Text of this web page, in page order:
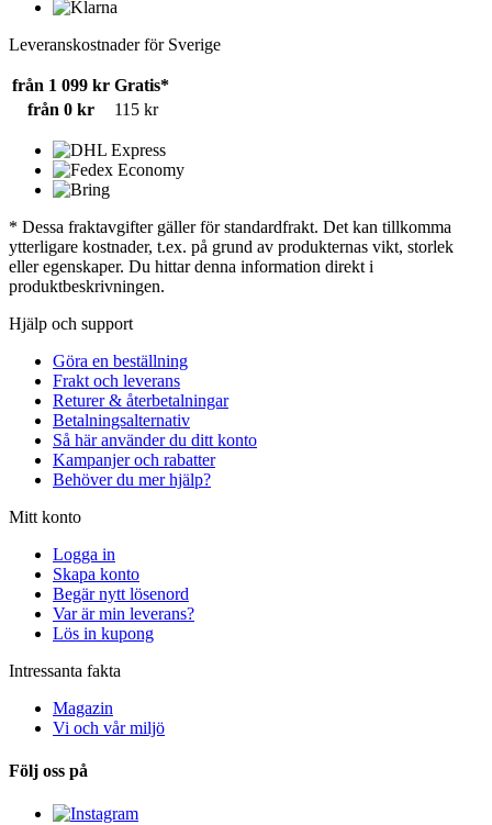
Leveranskostnader för Sverige
från 1 099 kr Gratis*
från 0 kr
115 kr
* Dessa fraktavgifter gäller för standardfrakt. Det kan tillkomma
ytterligare kostnader, t.ex. på grund av produkternas vikt, storlek
eller egenskaper. Du hittar denna information direkt i
produktbeskrivningen.
Hjälp och support
Göra en beställning
Frakt och leverans
Returer & återbetalningar
Betalningsalternativ
Så här använder du ditt konto
Kampanjer och rabatter
Behöver du mer hjälp?
Mitt konto
Logga in
Skapa konto
Begär nytt lösenord
Var är min leverans?
Lös in kupong
Intressanta fakta
Magazin
Vi och vår miljö
Följ oss på